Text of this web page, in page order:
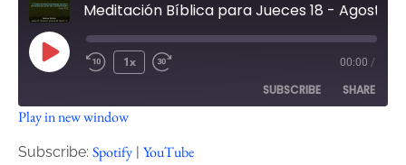
1x 00:00 /
SUBSCRIBE SHARE
Spotify
SHARE
Play in new window
Subscribe: Spotify | YouTube